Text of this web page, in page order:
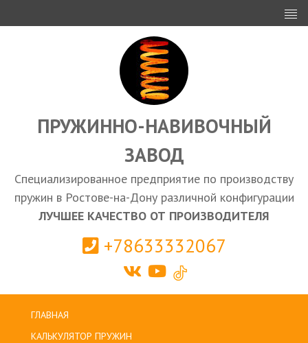
ИНВЕСТОРАМ
ПРОЕКТИРОВАНИЕ
ЭКСПОРТ
ЗАКУПКИ
КАЛЬКУЛЯТОР ПРУЖИН
Ростов-на-Дону
ПРУЖИННО-НАВИВОЧНЫЙ
ЗАВОД
Специализированное предприятие по производству
пружин в Ростове-на-Дону различной конфигурации
ЛУЧШЕЕ КАЧЕСТВО ОТ ПРОИЗВОДИТЕЛЯ
+78633332067
ГЛАВНАЯ
КАЛЬКУЛЯТОР ПРУЖИН